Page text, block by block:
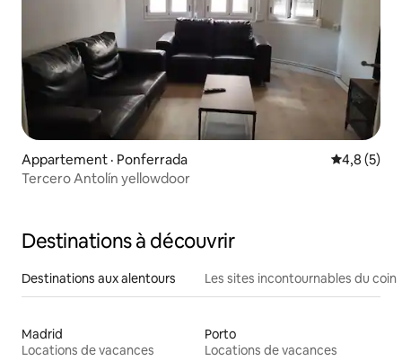
Appartement · Ponferrada Note
4,8 (5)
Tercero Antolín yellowdoor
Destinations à découvrir
Destinations aux alentours Les sites incontournables du coin
Madrid
Locations de vacances
Porto
Locations de vacances